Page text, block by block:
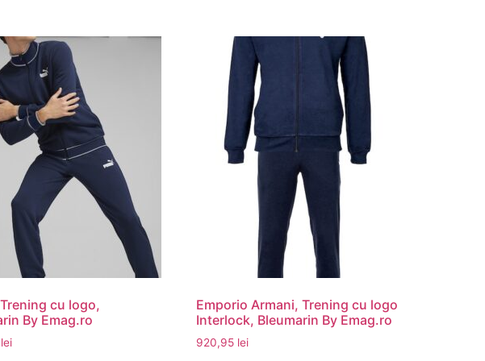
cu logo,
By Emag.ro
lei
Emporio Armani, Trening cu logo
Interlock, Bleumarin By Emag.ro
920,95 lei